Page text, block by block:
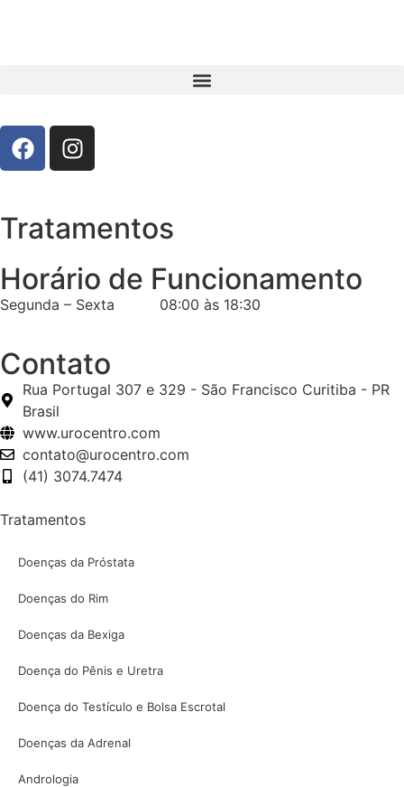
Tratamentos
Horário de Funcionamento
Segunda – Sexta 08:00 às 18:30
Contato
Rua Portugal 307 e 329 - São Francisco Curitiba - PR
Brasil
www.urocentro.com
contato@urocentro.com
(41) 3074.7474
Tratamentos
Doenças da Próstata
Doenças do Rim
Doenças da Bexiga
Doença do Pênis e Uretra
Doença do Testículo e Bolsa Escrotal
Doenças da Adrenal
Andrologia